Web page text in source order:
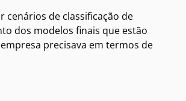
cenários de classificação de
dos modelos finais que estão
precisava em termos de